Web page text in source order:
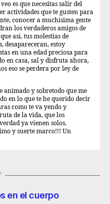
es que necesitas salir del
actividades que te gusten para
conocer a muchisima gente
los verdaderos amigos de
asi, tus molestias de
desapareceran, estoy
en una edad preciosa para
en casa, sal y disfruta ahora,
eso se perdera por ley de
animado y sobretodo que me
en lo que te he querido decir
como te va yendo y
de la vida, que los
ya vienen solos.
y suerte marco!!! Un
en el cuerpo